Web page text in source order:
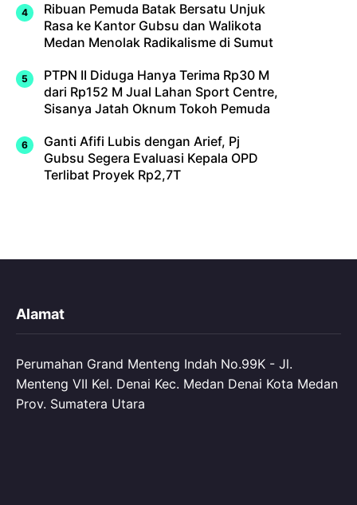
Ribuan Pemuda Batak Bersatu Unjuk
Rasa ke Kantor Gubsu dan Walikota
Medan Menolak Radikalisme di Sumut
PTPN II Diduga Hanya Terima Rp30 M
dari Rp152 M Jual Lahan Sport Centre,
Sisanya Jatah Oknum Tokoh Pemuda
Ganti Afifi Lubis dengan Arief, Pj
Gubsu Segera Evaluasi Kepala OPD
Terlibat Proyek Rp2,7T
Alamat
Perumahan Grand Menteng Indah No.99K - Jl.
Menteng VII Kel. Denai Kec. Medan Denai Kota Medan
Prov. Sumatera Utara